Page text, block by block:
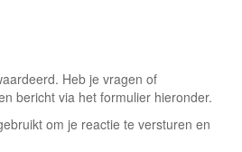
Heb je vragen of
bericht via het formulier hieronder.
om je reactie te versturen en